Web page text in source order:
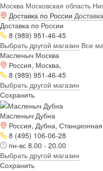
Москва Московская область
Доставка по России
Доставка по России
8 (989) 951-46-45
Выбрать другой магазин Все
Масленыч Москва
Россия, Москва,
8 (989) 951-46-45
Выбрать другой магазин
Сохранить
Масленыч Дубна
Россия, Дубна,
8 (495) 106-06-28
пн-вс 8.00 - 20.00
Выбрать другой магазин
Сохранить